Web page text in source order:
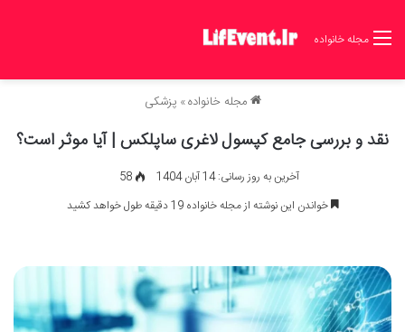
مجله خانواده
مجله خانواده» پزشکی
نقد و بررسی جامع کپسول لاغری ساپلکس | آیا موثر است؟
آخرین به روز رسانی: 14 آبان 1404
58
خواندن این نوشته از مجله خانواده 19 دقیقه طول خواهد کشید